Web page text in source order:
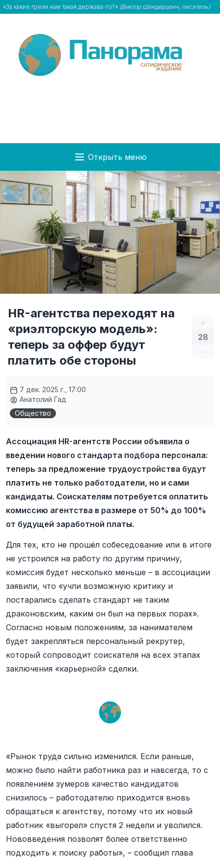
«За какие грехи нам такая держава-то?» (Виктор Шендерович, писатель)
Открыть меню
+
28
–
HR-агентства переходят на
«риэлторскую модель»:
теперь за оффер будут
платить обе стороны
7 дек. 2025 г., 17:00
Анатолий Гад
Общество
Ассоциация HR-агентств России объявила о
введении нового стандарта подбора персонала:
теперь за предложение трудоустройства будут
платить не только работодатели, но и сами
кандидаты. Соискателям потребуется оплатить
комиссию агентства в размере от 50% до 100%
от будущей заработной платы.
Для тех, кто не прошёл собеседование или в итоге
не устроился на работу по другим причину,
комиссия будет несколько меньше – в ассоциации
заявили, что «учли возможную критику и
постарались сделать стандарт не таким
драконовским, каким он был на первых порах».
Согласно новым положениям, за нанимателем
будет закрепляться персональный рекрутер,
который сопроводит соискателя на всех этапах
заключения «карьерной» сделки.
«Рынок труда сильно изменился. Если раньше,
можно было найти работника раз и навсегда, то с
появлением зумеров качество кандидатов
снизилось – работодателю приходится вновь
обращаться к агентству, потому что их новый
работник «выгорел» спустя 2 недели и уволился.
Нововведения позволят более ответственно
подходить к поиску работы», – сообщил глава